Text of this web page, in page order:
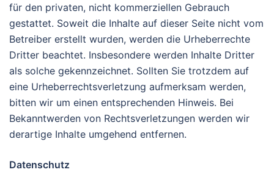
für den privaten, nicht kommerziellen Gebrauch
gestattet. Soweit die Inhalte auf dieser Seite nicht vom
Betreiber erstellt wurden, werden die Urheberrechte
Dritter beachtet. Insbesondere werden Inhalte Dritter
als solche gekennzeichnet. Sollten Sie trotzdem auf
eine Urheberrechtsverletzung aufmerksam werden,
bitten wir um einen entsprechenden Hinweis. Bei
Bekanntwerden von Rechtsverletzungen werden wir
derartige Inhalte umgehend entfernen.
Datenschutz